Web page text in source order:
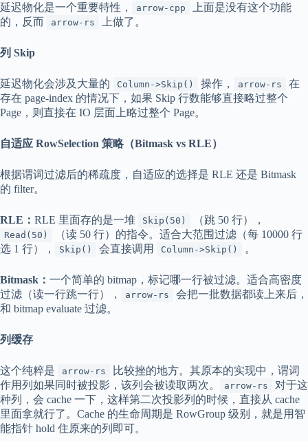
延迟物化是一个重要特性， arrow-cpp
上面是没有这个功能
的，反而
arrow-rs 上做了。
列 Skip
延迟物化会涉及大量的 Column->Skip() 操作， arrow-rs
在
存在 page-index 的情况下，如果 Skip 行数能够直接略过整个
Page，则直接在 IO 层面上略过整个 Page。
自适应 RowSelection 策略（Bitmask vs RLE）
根据谓词过滤后的稀疏度，自适应的选择是 RLE 还是 Bitmask
的 filter。
RLE： RLE 里面存的是一堆 Skip(50) （跳 50 行），
Read(50)
（读 50 行）的指令。适合大范围过滤（每 10000 行
选 1 行），
Skip() 会直接调用 Column->Skip() 。
Bitmask： 一个简单的 bitmap，标记哪一行被过滤。适合高密度
过滤（读一行跳一行），
arrow-rs
会把一批数据都读上来后，
和 bitmap evaluate 过滤。
列缓存
这个纯粹是 arrow-rs
比较挫的地方。其原本的实现中，谓词
作用列如果同时被投影，该列会被读取两次。
arrow-rs
对于这
种列，会 cache 一下，这样第二次投影列的时候，直接从 cache
里面拿就行了。Cache 的生命周期是 RowGroup 级别，就是用智
能指针 hold 住原来的列即可。